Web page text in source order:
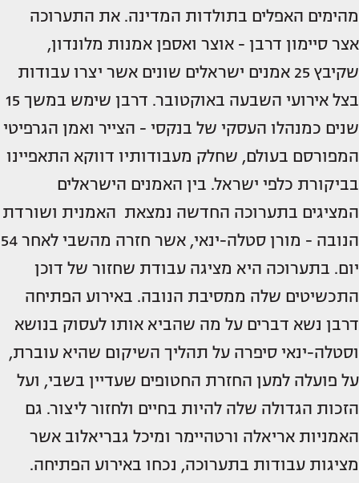
מהימים האפלים בתולדות המדינה. את התערוכה
אצר סיימון דרבן - אוצר ואספן אמנות מלונדון,
שקיבץ 25 אמנים ישראלים שונים אשר יצרו עבודות
בצל אירועי השבעה באוקטובר. דרבן שימש במשך 15
שנים כמנהלו העסקי של בנקסי - הצייר ואמן הגרפיטי
המפורסם בעולם, שחלק מעבודותיו דווקא התאפיינו
בביקורת כלפי ישראל. בין האמנים הישראלים
המציגים בתערוכה החדשה נמצאת האמנית ושורדת
הנובה - מורן סטלה-ינאי, אשר חזרה מהשבי לאחר 54
יום. בתערוכה היא מציגה עבודת שחזור של דוכן
התכשיטים שלה ממסיבת הנובה. באירוע הפתיחה
דרבן נשא דברים על מה שהביא אותו לעסוק בנושא
וסטלה-ינאי סיפרה על תהליך השיקום שהיא עוברת,
על פועלה למען החזרת החטופים שעדיין בשבי, ועל
הזכות הגדולה שלה להיות בחיים ולחזור ליצור. גם
האמניות אריאלה ורטהיימר ומיכל גבריאלוב אשר
מציגות עבודות בתערוכה, נכחו באירוע הפתיחה.